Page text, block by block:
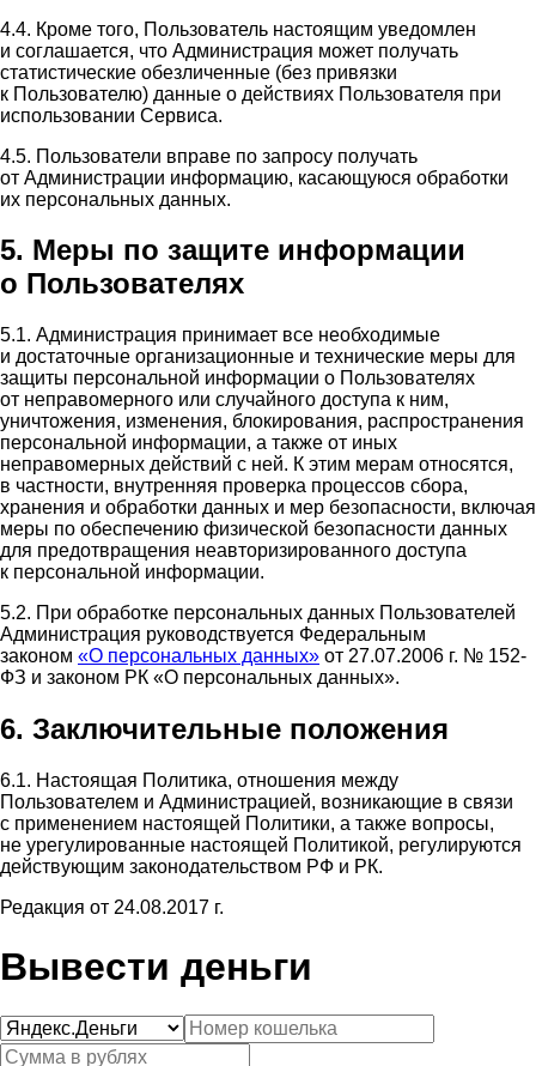
4.4. Кроме того, Пользователь настоящим уведомлен
и соглашается, что Администрация может получать
статистические обезличенные (без привязки
к Пользователю) данные о действиях Пользователя при
использовании Сервиса.
4.5. Пользователи вправе по запросу получать
от Администрации информацию, касающуюся обработки
их персональных данных.
5. Меры по защите информации
о Пользователях
5.1. Администрация принимает все необходимые
и достаточные организационные и технические меры для
защиты персональной информации о Пользователях
от неправомерного или случайного доступа к ним,
уничтожения, изменения, блокирования, распространения
персональной информации, а также от иных
неправомерных действий с ней. К этим мерам относятся,
в частности, внутренняя проверка процессов сбора,
хранения и обработки данных и мер безопасности, включая
меры по обеспечению физической безопасности данных
для предотвращения неавторизированного доступа
к персональной информации.
5.2. При обработке персональных данных Пользователей
Администрация руководствуется Федеральным
законом «О персональных данных» от 27.07.2006 г. № 152-
ФЗ и законом РК «О персональных данных».
6. Заключительные положения
6.1. Настоящая Политика, отношения между
Пользователем и Администрацией, возникающие в связи
с применением настоящей Политики, а также вопросы,
не урегулированные настоящей Политикой, регулируются
действующим законодательством РФ и РК.
Редакция от 24.08.2017 г.
Вывести деньги